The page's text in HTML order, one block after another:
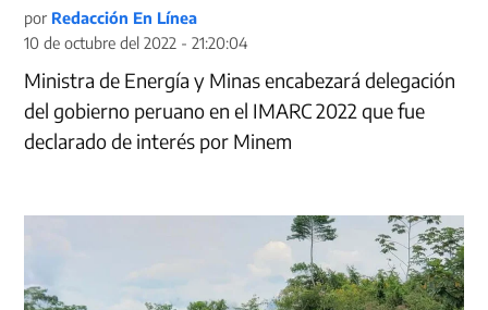
por Redacción En Línea
10 de octubre del 2022 - 21:20:04
Ministra de Energía y Minas encabezará delegación
del gobierno peruano en el IMARC 2022 que fue
declarado de interés por Minem